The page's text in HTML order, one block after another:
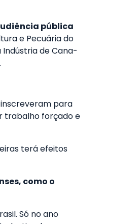
pública
e Pecuária do
Indústria de Cana-
inscreveram para
trabalho forçado e
terá efeitos
como o
Só no ano